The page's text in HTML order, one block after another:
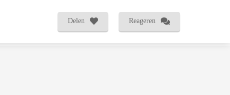
Delen Reageren